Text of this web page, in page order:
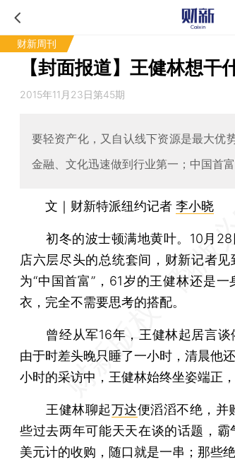
财新周刊
【封面报道】王健林想干
2015年11月23日第45期
要轻资产化，又自认线下资源是最大优
金融、文化迅速做到行业第一；中国首
文｜财新特派纽约记者 李小晓
初冬的波士顿满地黄叶。10月28
店六层尽头的总统套间，财新记者见
为“中国首富”，61岁的王健林还是
衣，完全不需要思考的搭配。
曾经从军16年，王健林起居言谈
由于时差头晚只睡了一小时，清晨他
小时的采访中，王健林始终坐姿端正
王健林聊起万达便滔滔不绝，并
些过去两年可能天天在谈的话题，
美元计的收购，随口就是一串；那些